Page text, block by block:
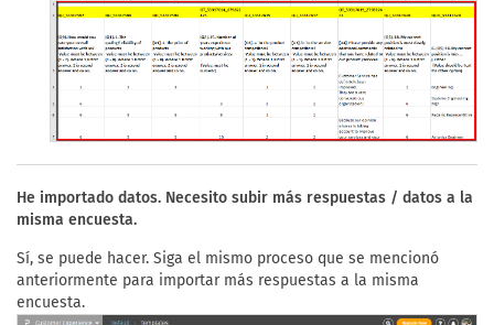
He importado datos. Necesito subir más respuestas / datos a la
misma encuesta.
Sí, se puede hacer. Siga el mismo proceso que se mencionó
anteriormente para importar más respuestas a la misma
encuesta.